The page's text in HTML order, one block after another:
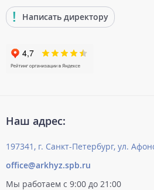
Написать директору
Наш адрес:
197341, г. Санкт-Петербург, ул.
office@arkhyz.spb.ru
Мы работаем с 9:00 до 21:00